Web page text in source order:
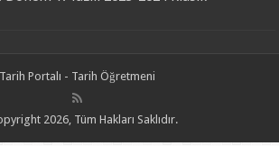
Tarih Portalı - Tarih Öğretmeni
2026, Tüm Hakları Saklıdır.